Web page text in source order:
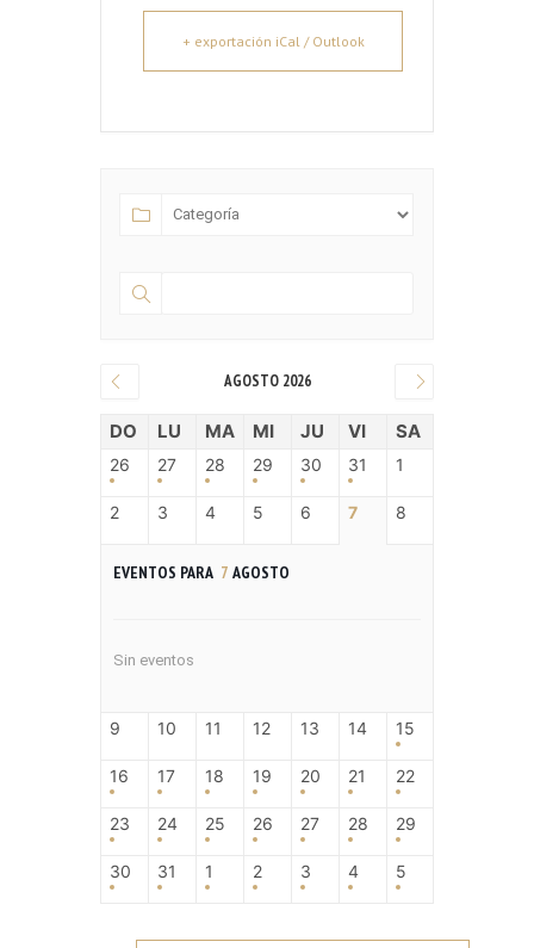
+ exportación iCal / Outlook
AGOSTO 2026
DO LU MA MI JU VI SA
26 27 28 29 30 31 1
2 3 4 5 6 7 8
EVENTOS PARA 7 AGOSTO
Sin eventos
9 10 11 12 13 14 15
16 17 18 19 20 21 22
23 24 25 26 27 28 29
30 31 1 2 3 4 5